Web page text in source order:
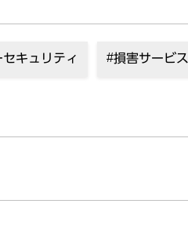
キュリティ 損害サービス